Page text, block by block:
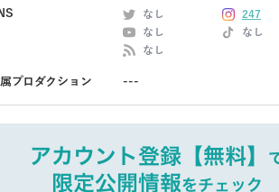
なし
247
なし
なし
なし
プロダクション ---